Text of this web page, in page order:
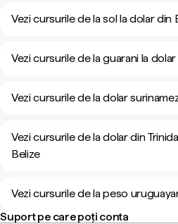
Vezi cursurile de la sol la dolar din
Vezi cursurile de la guarani la
Vezi cursurile de la dolar
Vezi cursurile de la dolar din
Belize
Vezi cursurile de la peso
Suport pe care poți conta